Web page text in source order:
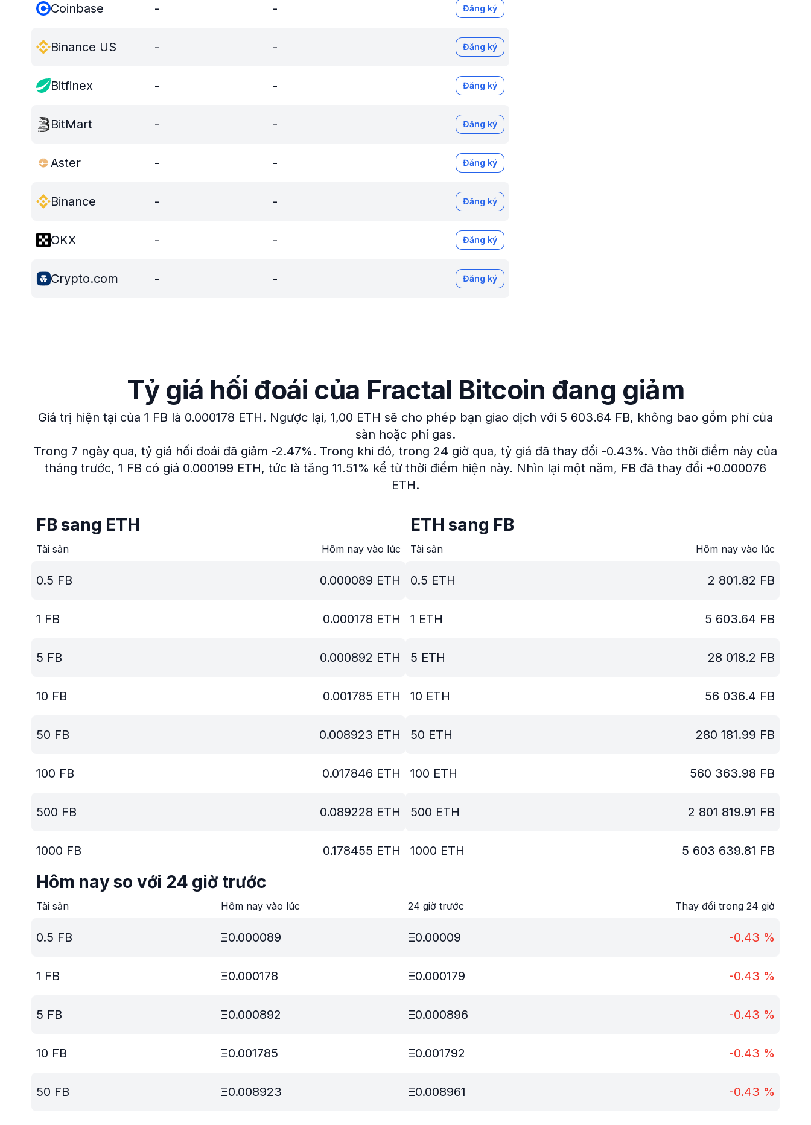
Coinbase - - Đăng ký
Binance US - - Đăng ký
Bitfinex - - Đăng ký
BitMart - - Đăng ký
Aster - - Đăng ký
Binance - - Đăng ký
OKX - - Đăng ký
Crypto.com - - Đăng ký
Tỷ giá hối đoái của Fractal Bitcoin đang giảm
Giá trị hiện tại của 1 FB là 0.000178 ETH. Ngược lại, 1,00 ETH sẽ cho phép bạn giao dịch với 5 603.64 FB, không bao gồm phí của
sàn hoặc phí gas.
Trong 7 ngày qua, tỷ giá hối đoái đã giảm -2.47%. Trong khi đó, trong 24 giờ qua, tỷ giá đã thay đổi -0.43%. Vào thời điểm này của
tháng trước, 1 FB có giá 0.000199 ETH, tức là tăng 11.51% kể từ thời điểm hiện này. Nhìn lại một năm, FB đã thay đổi +0.000076
ETH.
FB sang ETH
Tài sản Hôm nay vào lúc
0.5 FB 0.000089 ETH
1 FB 0.000178 ETH
5 FB 0.000892 ETH
10 FB 0.001785 ETH
50 FB 0.008923 ETH
100 FB 0.017846 ETH
500 FB 0.089228 ETH
1000 FB 0.178455 ETH
ETH sang FB
Tài sản Hôm nay vào lúc
0.5 ETH 2 801.82 FB
1 ETH 5 603.64 FB
5 ETH 28 018.2 FB
10 ETH 56 036.4 FB
50 ETH 280 181.99 FB
100 ETH 560 363.98 FB
500 ETH 2 801 819.91 FB
1000 ETH 5 603 639.81 FB
Hôm nay so với 24 giờ trước
Tài sản Hôm nay vào lúc 24 giờ trước Thay đổi trong 24 giờ
0.5 FB Ξ0.000089 Ξ0.00009 -0.43 %
1 FB Ξ0.000178 Ξ0.000179 -0.43 %
5 FB Ξ0.000892 Ξ0.000896 -0.43 %
10 FB Ξ0.001785 Ξ0.001792 -0.43 %
50 FB Ξ0.008923 Ξ0.008961 -0.43 %